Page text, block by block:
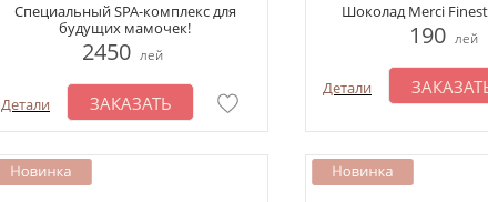
Специальный SPA-комплекс для
будущих мамочек!
2450 лей
Детали ЗАКАЗАТЬ
Шоколад Merci
190 лей
Детали